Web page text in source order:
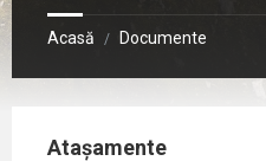
Acasă / Documente
Atașamente